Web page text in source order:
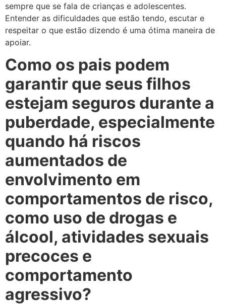
sempre que se fala de crianças e adolescentes.
Entender as dificuldades que estão tendo, escutar e
respeitar o que estão dizendo é uma ótima maneira de
apoiar.
Como os pais podem
garantir que seus filhos
estejam seguros durante a
puberdade, especialmente
quando há riscos
aumentados de
envolvimento em
comportamentos de risco,
como uso de drogas e
álcool, atividades sexuais
precoces e
comportamento
agressivo?